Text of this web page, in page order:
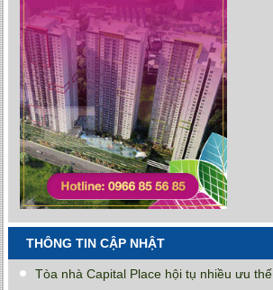
THÔNG TIN CẬP NHẬT
Tòa nhà Capital Place hội tụ nhiều ưu